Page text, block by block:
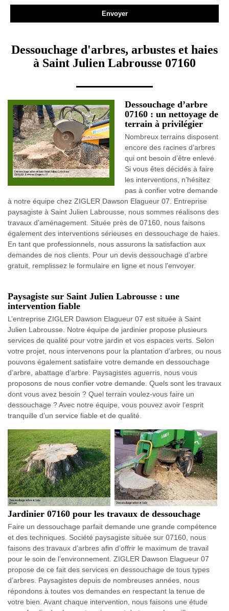
Dessouchage d'arbres, arbustes et haies
à Saint Julien Labrousse 07160
Dessouchage d’arbre
07160 : un nettoyage de
terrain à privilégier
Nombreux terrains disposent
encore des racines d’arbres
qui ont besoin d’être enlevé.
Si vous êtes décidés à faire
les interventions, n’hésitez
pas à confier votre demande
à notre équipe chez ZIGLER Dawson Elagueur 07. Entreprise
paysagiste à Saint Julien Labrousse, nous sommes réalisons des
travaux d’aménagement. Située près de 07160, nous faisons
également des interventions sérieuses en dessouchage de haies.
En tant que professionnels, nous assurons la satisfaction aux
demandes de nos clients. Pour un devis dessouchage d’arbre
gratuit, remplissez le formulaire en ligne et nous l'envoyer.
Paysagiste sur Saint Julien Labrousse : une
intervention fiable
L’entreprise ZIGLER Dawson Elagueur 07 est située à Saint
Julien Labrousse. Notre équipe de jardinier propose plusieurs
services de qualité pour votre jardin et vos espaces verts. Selon
votre projet, nous intervenons pour la plantation d’arbres, ou nous
pouvons également satisfaire votre demande en dessouchage
d’arbre, abattage d’arbre. Paysagistes aguerris, nous vous
proposons de nous confier votre demande. Quels sont les travaux
dont vous avez besoin ? Quel terrain voulez-vous faire un
dessouchage ? Avec notre équipe, vous pouvez avoir l’esprit
tranquille d’un service fiable et de qualité.
Jardinier 07160 pour les travaux de dessouchage
Faire un dessouchage parfait demande une grande compétence
et des techniques. Société paysagiste située sur 07160, nous
faisons des travaux d’arbres afin d’offrir le maximum de travail
pour le soin de l’environnement. ZIGLER Dawson Elagueur 07
propose de ce fait des services en dessouchage de tous types
d’arbres. Paysagistes depuis de nombreuses années, nous
répondons à toutes vos demandes en respectant la tenue de
votre bien. Avant chaque intervention, nous faisons une étude